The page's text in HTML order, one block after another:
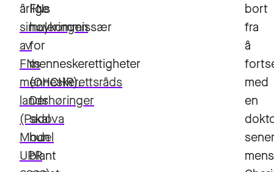
årlige
simuleringen
av
FNs
menneskerettsråds
landshøringer
(Padova
Model
UPR
FNs
høykommissær
for
menneskerettigheter
(OHCHR).
Der
skal
hun
blant
bort
fra
å
med
en
mens